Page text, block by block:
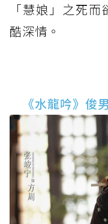
「慧娘」之死
酷深情。
《水龍吟》俊